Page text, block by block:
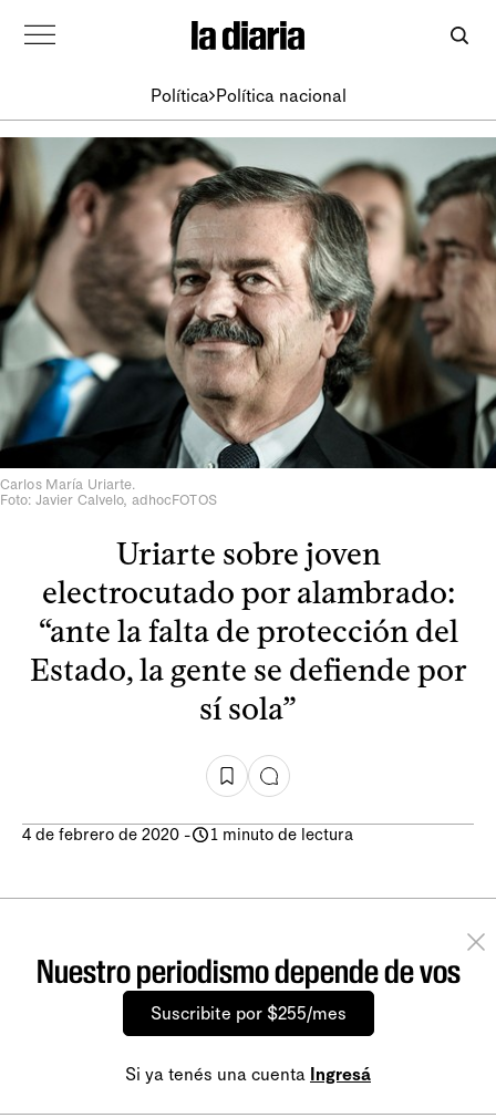
Política Política nacional
Carlos María Uriarte.
Foto: Javier Calvelo, adhocFOTOS
Uriarte sobre joven
electrocutado por alambrado:
“ante la falta de protección del
Estado, la gente se defiende por
sí sola”
4 de febrero de 2020 - 1 minuto de lectura
Nuestro periodismo depende de vos
Suscribite por $255/mes
Si ya tenés una cuenta Ingresá